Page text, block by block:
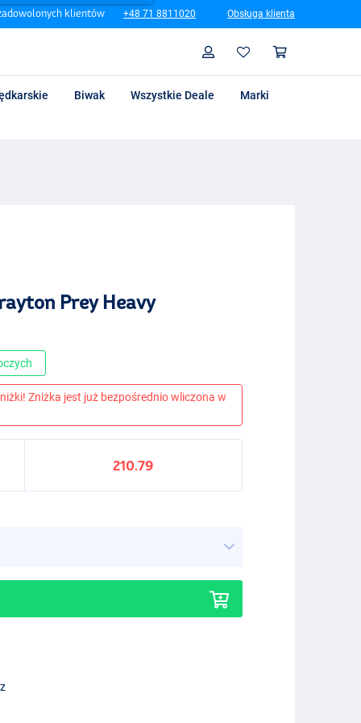
klientów +48 71 8811020 Obsługa klienta
Profil
Biwak Wszystkie Deale
Marki
Prey Heavy
Zniżka jest już bezpośrednio wliczona w
210.79